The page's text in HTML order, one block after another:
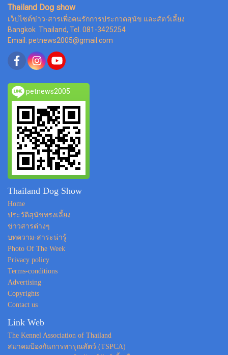
Thailand Dog show
เว็ปไซต์ข่าว-สารเพื่อคนรักการประกวดสุนัข และสัตว์เลี้ยง
Bangkok Thailand, Tel. 081-3425254
Email: petnews2005@gmail.com
petnews2005
Thailand Dog Show
Home
ประวัติสุนัขทรงเลี้ยง
ข่าวสารต่างๆ
บทความ-สาระน่ารู้
Photo Of The Week
Privacy policy
Terms-conditions
Advertising
Copyrights
Contact us
Link Web
The Kennel Association of Thailand
สมาคมป้องกันการทารุณสัตว์ (TSPCA)